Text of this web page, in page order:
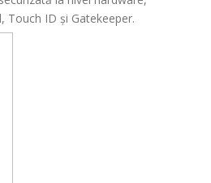
Touch ID și Gatekeeper.